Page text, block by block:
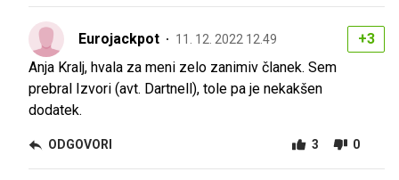
Eurojackpot 11. 12. 2022 12.49
+3
Anja Kralj, hvala za meni zelo zanimiv članek. Sem
prebral Izvori (avt. Dartnell), tole pa je nekakšen
dodatek.
ODGOVORI 3 0